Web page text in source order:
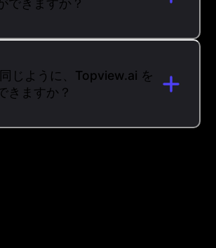
できますか？
じように、Topview.ai を
きますか？